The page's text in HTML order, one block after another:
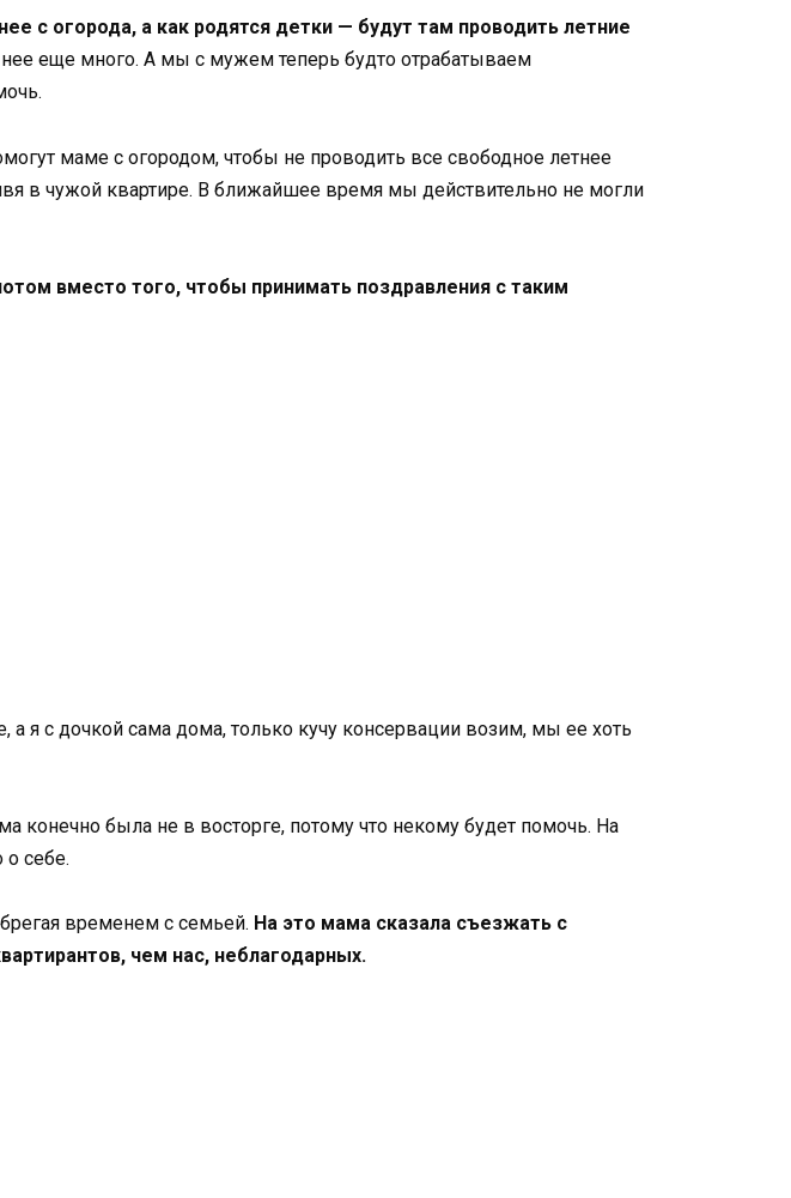
с огорода, а как родятся детки — будут там проводить летние
еще много. А мы с мужем теперь будто отрабатываем
маме с огородом, чтобы не проводить все свободное летнее
в чужой квартире. В ближайшее время мы действительно не могли
вместо того, чтобы принимать поздравления с таким
я с дочкой сама дома, только кучу консервации возим, мы ее хоть
конечно была не в восторге, потому что некому будет помочь. На
себе.
временем с семьей. На это мама сказала съезжать с
чем нас, неблагодарных.